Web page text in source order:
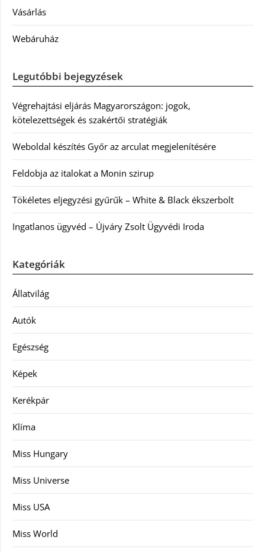
Vásárlás
Webáruház
Legutóbbi bejegyzések
Végrehajtási eljárás Magyarországon: jogok,
kötelezettségek és szakértői stratégiák
Weboldal készítés Győr az arculat megjelenítésére
Feldobja az italokat a Monin szirup
Tökéletes eljegyzési gyűrűk – White & Black ékszerbolt
Ingatlanos ügyvéd – Újváry Zsolt Ügyvédi Iroda
Kategóriák
Állatvilág
Autók
Egészség
Képek
Kerékpár
Klíma
Miss Hungary
Miss Universe
Miss USA
Miss World